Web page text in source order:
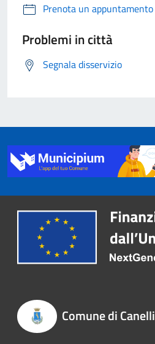
Prenota un appuntamento
Problemi in città
Segnala disservizio
Comune di Canelli